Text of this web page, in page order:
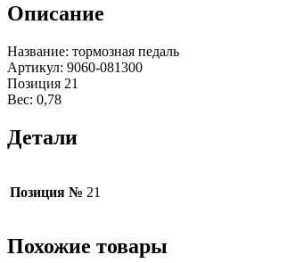
Описание
Название: тормозная педаль
Артикул: 9060-081300
Позиция 21
Вес: 0,78
Детали
Позиция № 21
Похожие товары